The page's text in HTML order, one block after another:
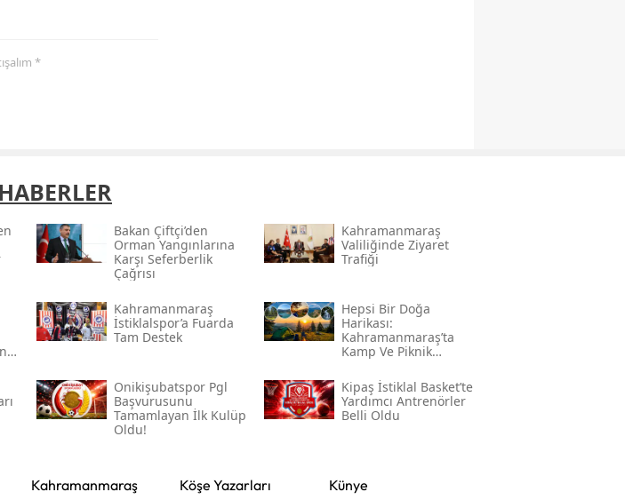
*
Bakan Çiftçi’den
Orman Yangınlarına
Karşı Seferberlik
Çağrısı
Kahramanmaraş
Valiliğinde Ziyaret
Trafiği
Kahramanmaraş
İstiklalspor’a Fuarda
Tam Destek
Hepsi Bir Doğa
Harikası:
Kahramanmaraş’ta
Kamp Ve Piknik
Güzel Alanlar
Onikişubatspor Pgl
Başvurusunu
Tamamlayan İlk Kulüp
Oldu!
Kipaş İstiklal Basket’te
Yardımcı Antrenörler
Belli Oldu
Kahramanmaraş
Köşe Yazarları
Künye